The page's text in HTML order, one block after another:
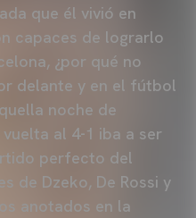
que él vivió en
capaces de lograrlo
¿por qué no
delante y en el fútbol
noche de
vuelta al 4-1 iba a ser
perfecto del
de Dzeko, De Rossi y
anotados en la